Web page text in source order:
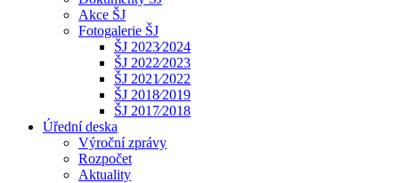
Akce ŠJ
Fotogalerie ŠJ
ŠJ 2023⁄2024
ŠJ 2022⁄2023
ŠJ 2021⁄2022
ŠJ 2018⁄2019
ŠJ 2017⁄2018
Úřední deska
Výroční zprávy
Rozpočet
Aktuality